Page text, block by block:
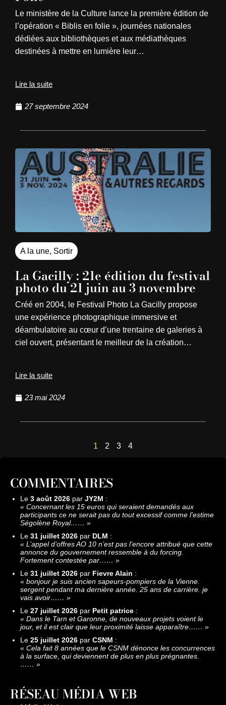
Le ministère de la Culture lance la première édition de
l’opération « Biblis en folie », journées nationales
dédiées aux bibliothèques et aux médiathèques
destinées à mettre en lumière leur…
Lire la suite
27 septembre 2024
A la une, Sortir
La Gacilly : 21e édition du festival
photo du 21 juin au 3 novembre
Créé en 2004, le Festival Photo La Gacilly propose
une expérience photographique immersive et
déambulatoire au cœur d’une trentaine de galeries à
ciel ouvert, présentant le meilleur de la création…
Lire la suite
23 mai 2024
1 2 3 4
COMMENTAIRES
Le 3 août 2026 par JY2M :
« Concernant les 15 euros qui seraient demandés aux
participants ce ne serait pas du tout excessif comme l’estime
Ségolène Royal…… »
Le 31 juillet 2026 par DLM :
« L’appel d’offres AO 10 n’est pas l’encore attribué que cette
annonce du gouvernement ressemble à du forcing.
Fortement contestée par…… »
Le 31 juillet 2026 par Fievre Alain :
« bonjour je suis ancien sapeurs-pompiers de la Vienne.
sergent pendant ma dernière année. 25 ans de carrière. je
vais avoir…… »
Le 27 juillet 2026 par Petit patrice :
« Dans le Tarn et Garonne, de nouveaux projets voient le
jour, et il est clair que leur proximité laisse apparaître…… »
Le 25 juillet 2026 par CSNM :
« Cela fait 8 années que le CSNM dénonce les concurrences
à la surface, qui deviennent de plus en plus prégnantes.
…… »
RÉSEAU MÉDIA WEB